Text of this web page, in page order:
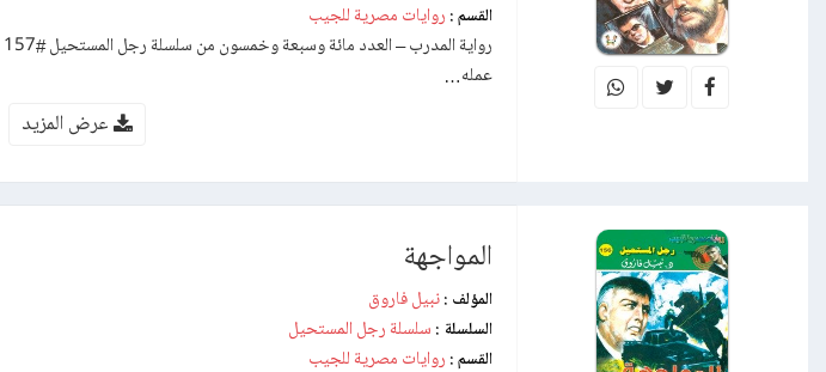
القسم : روايات مصرية للجيب
عمله…
عرض المزيد
المواجهة
المؤلف :نبيل فاروق
السلسلة : سلسلة رجل المستحيل
القسم : روايات مصرية للجيب